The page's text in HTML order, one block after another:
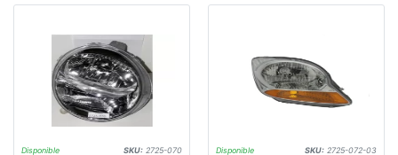
Disponible SKU: 2725-070 Disponible SKU: 2725-072-03